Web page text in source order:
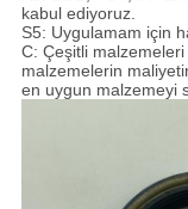
kabul ediyoruz.
S5: Uygulamam için
C: Çeşitli
malzemelerin
en uygun malzemeyi